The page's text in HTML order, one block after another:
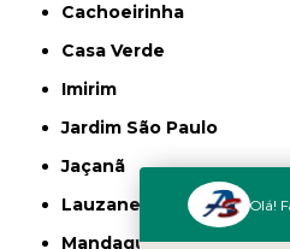
Cachoeirinha
Casa Verde
Imirim
Jardim São Paulo
Jaçanã
Lauzane Paulista
Mandaqui
Olá!